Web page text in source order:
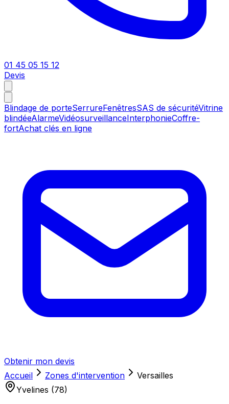
01 45 05 15 12
Devis
Blindage de porteSerrureFenêtresSAS de sécuritéVitrine
blindéeAlarmeVidéosurveillanceInterphonieCoffre-
fortAchat clés en ligne
Obtenir mon devis
Accueil
Zones d'intervention
Versailles
Yvelines (78)